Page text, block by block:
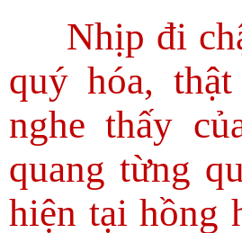
Nhịp đi
quý hóa,
nghe thấy
quang từng
hiện tại hồng